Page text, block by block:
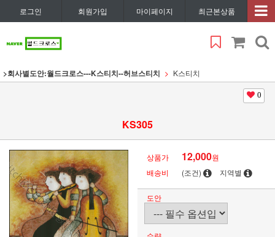
로그인 회원가입 마이페이지 최근본상품
>회사별도안:월드크로스---K스티치--허브스티치 K스티치
0
KS305
상품가 12,000원
배송비
(조건) 지역별
도안